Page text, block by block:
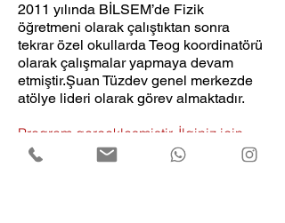
2011 yılında BİLSEM’de Fizik
öğretmeni olarak çalıştıktan sonra
tekrar özel okullarda Teog koordinatörü
olarak çalışmalar yapmaya devam
etmiştir.Şuan Tüzdev genel merkezde
atölye lideri olarak görev almaktadır.
Program gerçekleşmiştir. İlginiz için
teşekkür ederiz.